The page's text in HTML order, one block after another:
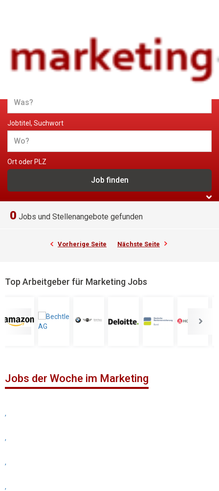
Jobs und Stellenangebote im
Marketing
Jobtitel, Suchwort
Ort oder PLZ
0 Jobs und Stellenangebote gefunden
Vorherige Seite Nächste Seite
Top Arbeitgeber für Marketing Jobs
Jobs der Woche im Marketing
,
,
,
,